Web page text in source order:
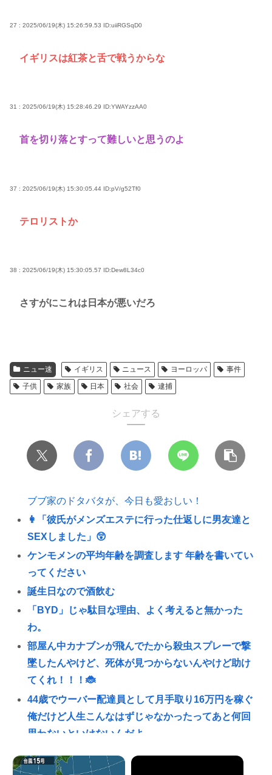
27 : 2025/06/19(木) 15:26:59.53 ID:uiiRGSqD0
イギリスは紅茶と舌で戦うからな
31 : 2025/06/19(木) 15:28:46.29 ID:YWAYzzAA0
首を切り落とすって難しいと思うのよ
37 : 2025/06/19(木) 15:30:05.44 ID:pV/g52Tf0
テロリストか
38 : 2025/06/19(木) 15:30:05.57 ID:Dew8L34c0
さすがにこれは日本が悪いだろ
ニュー速 イギリス ニュース ヨーロッパ
事件
子供
家族 日本 社会 逮捕
シェアする
ブブ家のドタバタが、今日も愛おしい！
👩「彼氏がメンズエステに行った仕返しに男友達と
SEXしました」😲
ケンモメンの平均年齢を調査します 年齢を書いてい
ってください
誕生日なので酒飲む
「BYD」じゃ駄目な理由、よく考えると無かった
わ。
部屋ん中カナブンが飛んでたから殺虫スプレーで撃
墜したんやけど、死体が見つからないんやけど助け
てくれ！！！🐞
44歳でウーバー配達員として月手取り16万円を稼ぐ
俺だけど人生こんなはずじゃなかったってあと何回
思わないといけないんだよ
【動画】女子アナ「流しそうめん初体験します！ズ